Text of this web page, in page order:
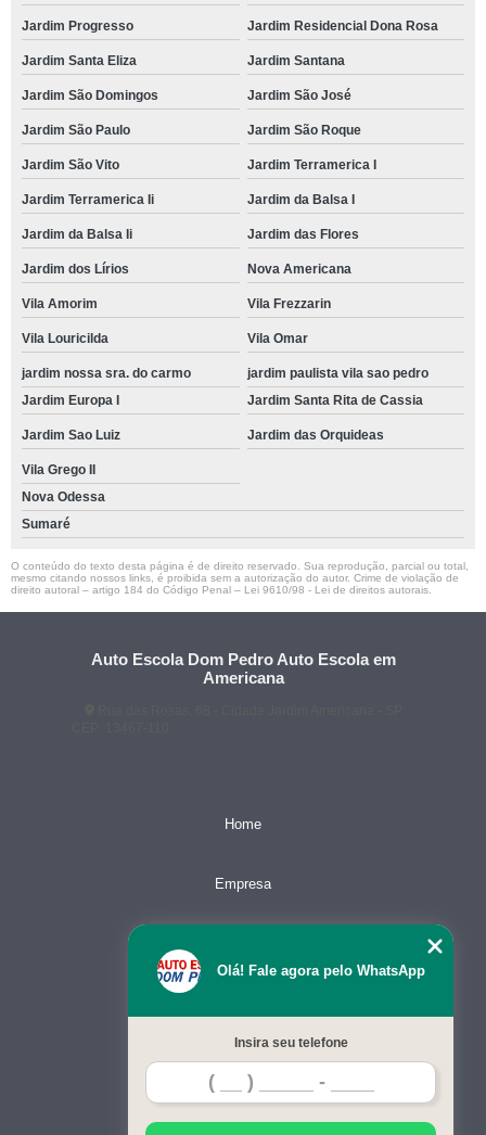
Jardim Progresso Jardim Residencial Dona Rosa
Jardim Santa Eliza Jardim Santana
Jardim São Domingos Jardim São José
Jardim São Paulo Jardim São Roque
Jardim São Vito Jardim Terramerica I
Jardim Terramerica Ii Jardim da Balsa I
Jardim da Balsa Ii Jardim das Flores
Jardim dos Lírios Nova Americana
Vila Amorim Vila Frezzarin
Vila Louricilda Vila Omar
jardim nossa sra. do carmo
jardim paulista vila sao pedro
Jardim Europa I
Jardim Santa Rita de Cassia
Jardim Sao Luiz Jardim das Orquideas
Vila Grego II
Nova Odessa
Sumaré
O conteúdo do texto desta página é de direito reservado. Sua reprodução, parcial ou total,
mesmo citando nossos links, é proibida sem a autorização do autor. Crime de violação de
direito autoral – artigo 184 do Código Penal – Lei 9610/98 - Lei de direitos autorais
Auto Escola Dom Pedro Auto Escola em
Americana
Home
Empresa
Contato
Mapa do site
Olá! Fale agora pelo WhatsApp
Insira seu telefone